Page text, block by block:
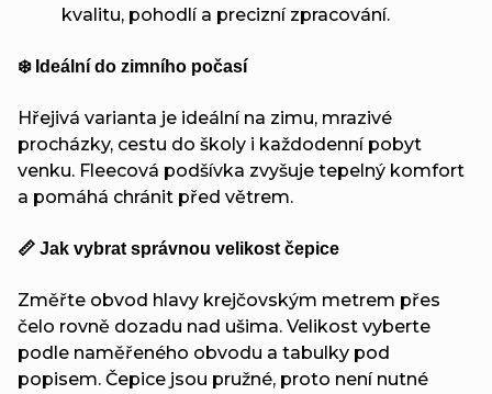
kvalitu, pohodlí a precizní zpracování.
❄️ Ideální do zimního počasí
Hřejivá varianta je ideální na zimu, mrazivé
procházky, cestu do školy i každodenní pobyt
venku. Fleecová podšívka zvyšuje tepelný komfort
a pomáhá chránit před větrem.
📏 Jak vybrat správnou velikost čepice
Změřte obvod hlavy krejčovským metrem přes
čelo rovně dozadu nad ušima. Velikost vyberte
podle naměřeného obvodu a tabulky pod
popisem. Čepice jsou pružné, proto není nutné